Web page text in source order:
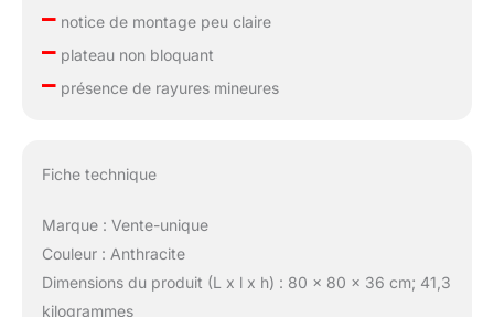
–notice de montage peu claire
–plateau non bloquant
–présence de rayures mineures
Fiche technique
Marque : Vente-unique
Couleur : Anthracite
Dimensions du produit (L x l x h) : 80 x 80 x 36 cm; 41,3
kilogrammes